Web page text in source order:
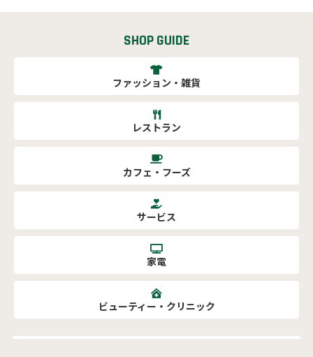
SHOP GUIDE
ファッション・雑貨
レストラン
カフェ・フーズ
サービス
家電
ビューティー・クリニック